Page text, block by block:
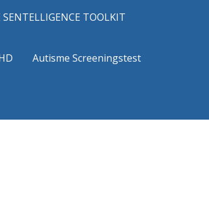
SENTELLIGENCE TOOLKIT
Autisme Screeningstest